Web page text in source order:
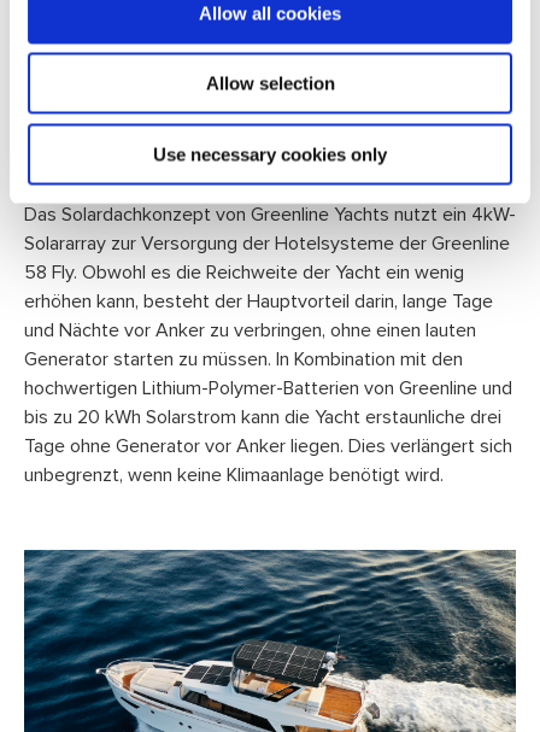
Allow all cookies
Allow selection
Use necessary cookies only
ermöglicht der Greenline 58 Fly Hybrid eine
beeindruckende Reichweite von 20 Seemeilen im lautlosen
Elektromodus bei Geschwindigkeiten von bis zu 6 Knoten.
Im typischen Nutzungsmuster einer Greenline Yacht
Das Solardachkonzept von Greenline Yachts nutzt ein 4kW-
Solararray zur Versorgung der Hotelsysteme der Greenline
58 Fly. Obwohl es die Reichweite der Yacht ein wenig
erhöhen kann, besteht der Hauptvorteil darin, lange Tage
und Nächte vor Anker zu verbringen, ohne einen lauten
Generator starten zu müssen. In Kombination mit den
hochwertigen Lithium-Polymer-Batterien von Greenline und
bis zu 20 kWh Solarstrom kann die Yacht erstaunliche drei
Tage ohne Generator vor Anker liegen. Dies verlängert sich
unbegrenzt, wenn keine Klimaanlage benötigt wird.